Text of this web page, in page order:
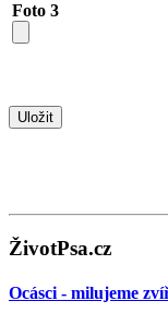
Foto 3
ŽivotPsa.cz
Ocásci - milujeme